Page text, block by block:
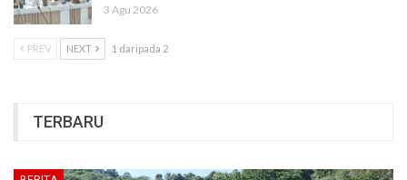
3 Agu 2026
PREV NEXT 1 daripada 2
TERBARU